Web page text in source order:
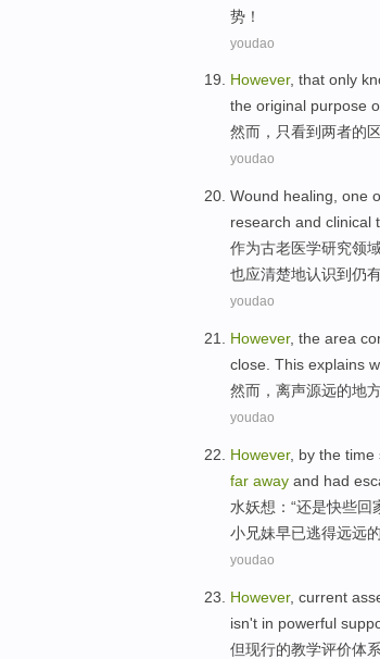
势 ！
youdao
However, that only
the original purpose
然而 ， 只看到两者的
youdao
Wound healing one
research and clinical
作为古老医学研究领
也应清楚地认识到仍
youdao
However, the area
close . This explains
然而 ， 离声源远的地
youdao
However, by the time
far away and had
水妖想：“还是快些回
小兄妹早已逃得远远
youdao
However, current
isn't in powerful
但现行的教学评价体系